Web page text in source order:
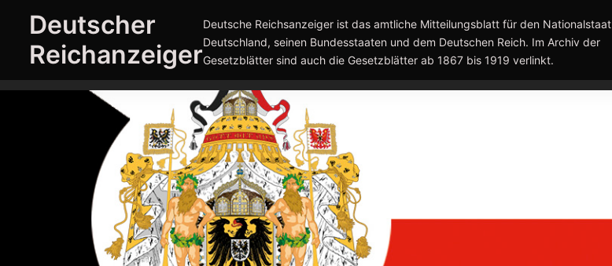
Inhalt
springen
Deutscher
Reichanzeiger
Deutsche Reichsanzeiger ist das amtliche Mitteilungsblatt für den Nationalstaat
Deutschland, seinen Bundesstaaten und dem Deutschen Reich. Im Archiv der
Gesetzblätter sind auch die Gesetzblätter ab 1867 bis 1919 verlinkt.